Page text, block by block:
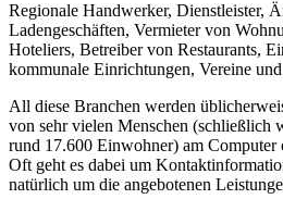
Regionale Handwerker, Dienstleister,
Ladengeschäften, Vermieter von
Hoteliers, Betreiber von Restaurants,
kommunale Einrichtungen, Vereine
All diese Branchen werden
von sehr vielen Menschen (schließlich
rund 17.600 Einwohner) am Computer
Oft geht es dabei um
natürlich um die angebotenen